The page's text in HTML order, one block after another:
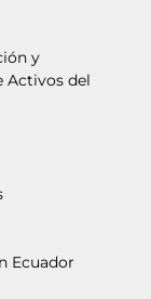
y
Activos del
Ecuador